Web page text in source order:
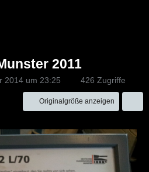
2011
2014 um 23:25 426 Zugriffe
Originalgröße anzeigen